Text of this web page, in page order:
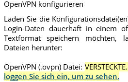
OpenVPN konfigurieren
Laden Sie die
Login-Daten dauerhaft in einem
Textformat speichern möchten,
Dateien herunter:
OpenVPN (.ovpn) Datei: VERSTECKTE.
loggen Sie sich ein, um zu sehen.